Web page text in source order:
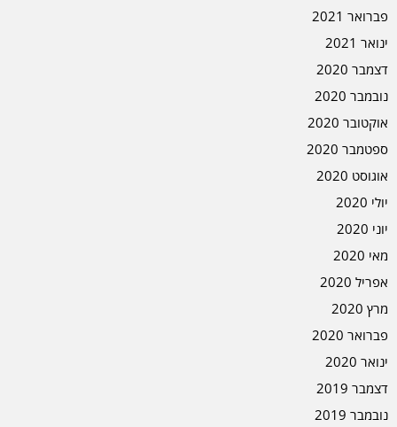
פברואר 2021
ינואר 2021
דצמבר 2020
נובמבר 2020
אוקטובר 2020
ספטמבר 2020
אוגוסט 2020
יולי 2020
יוני 2020
מאי 2020
אפריל 2020
מרץ 2020
פברואר 2020
ינואר 2020
דצמבר 2019
נובמבר 2019